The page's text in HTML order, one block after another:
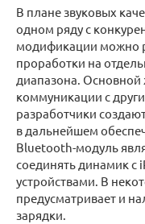
В плане звуковых
одном ряду с
модификации можно
проработки на
диапазона. Основной
коммуникации с
разработчики
в дальнейшем
Bluetooth-модуль
соединять динамик
устройствами. В
предусматривает и
зарядки.